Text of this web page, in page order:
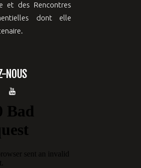
et des Rencontres
dont elle
NOUS